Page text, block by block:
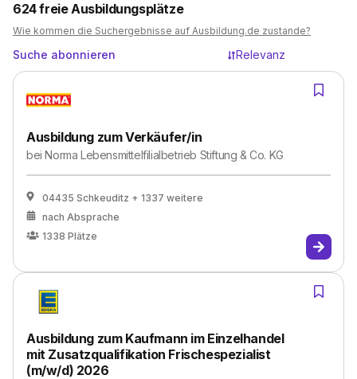
624freie Ausbildungsplätze
Wie kommen die Suchergebnisse auf Ausbildung.de zustande?
Suche abonnieren Relevanz
Ausbildung zum Verkäufer/in
beiNorma Lebensmittelfilialbetrieb Stiftung & Co. KG
04435 Schkeuditz + 1337 weitere
nach Absprache
1338 Plätze
Ausbildung zum Kaufmann im Einzelhandel
mit Zusatzqualifikation Frischespezialist
(m/w/d) 2026